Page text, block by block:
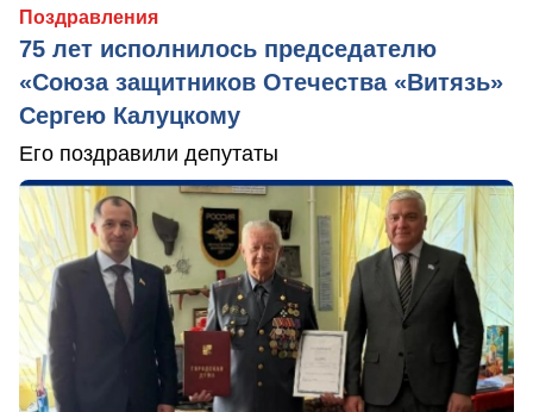
Поздравления
75 лет исполнилось председателю
«Союза защитников Отечества «Витязь»
Сергею Калуцкому
Его поздравили депутаты